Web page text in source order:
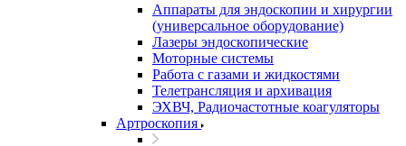
Аппараты для эндоскопии и хирургии
(универсальное оборудование)
Лазеры эндоскопические
Моторные системы
Работа с газами и жидкостями
Телетрансляция и архивация
ЭХВЧ, Радиочастотные коагуляторы
Артроскопия